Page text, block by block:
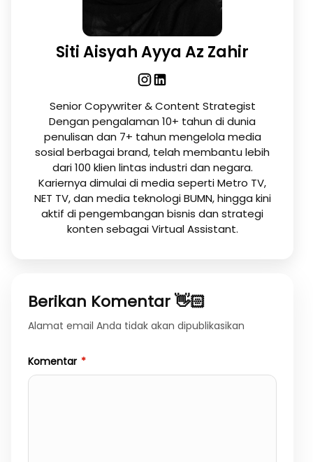
Siti Aisyah Ayya Az Zahir
Senior Copywriter & Content Strategist
Dengan pengalaman 10+ tahun di dunia
penulisan dan 7+ tahun mengelola media
sosial berbagai brand, telah membantu lebih
dari 100 klien lintas industri dan negara.
Kariernya dimulai di media seperti Metro TV,
NET TV, dan media teknologi BUMN, hingga kini
aktif di pengembangan bisnis dan strategi
konten sebagai Virtual Assistant.
Berikan Komentar 👋🏻
Alamat email Anda tidak akan dipublikasikan
Komentar *